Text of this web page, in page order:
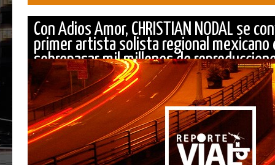
Con Adios Amor, CHRISTIAN NODAL se
primer artista solista regional mexicano
sobrepasar mil millones de
Youtube...